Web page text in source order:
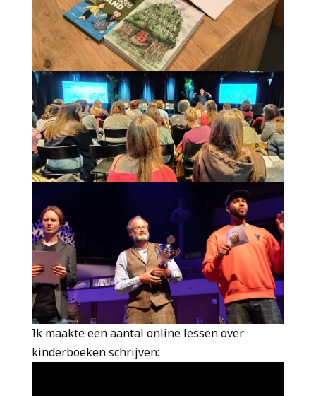
Ik maakte een aantal online lessen over
kinderboeken schrijven: